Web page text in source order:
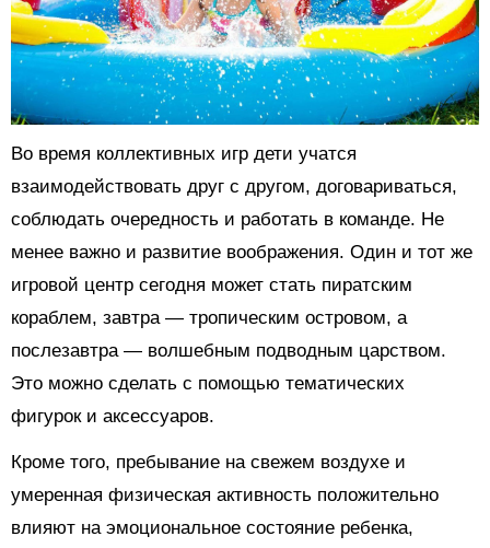
Во время коллективных игр дети учатся
взаимодействовать друг с другом, договариваться,
соблюдать очередность и работать в команде. Не
менее важно и развитие воображения. Один и тот же
игровой центр сегодня может стать пиратским
кораблем, завтра — тропическим островом, а
послезавтра — волшебным подводным царством.
Это можно сделать с помощью тематических
фигурок и аксессуаров.
Кроме того, пребывание на свежем воздухе и
умеренная физическая активность положительно
влияют на эмоциональное состояние ребенка,